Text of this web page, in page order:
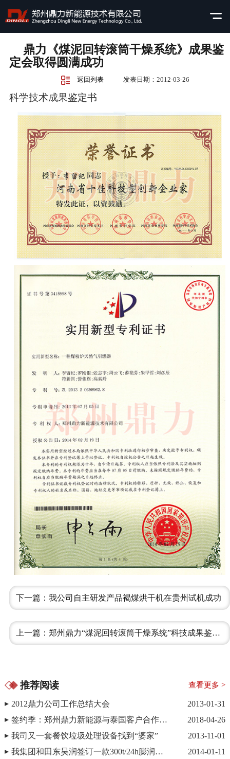
鼎力《煤泥回转滚筒干燥系统》成果鉴
定会取得圆满成功
返回列表 发表日期：2012-03-26
科学技术成果鉴定书
下一篇：我公司自主研发产品褐煤烘干机在贵州试机成功
上一篇：郑州鼎力“煤泥回转滚筒干燥系统”科技成果鉴定会—会议现场
推荐阅读 查看更多 >
2012鼎力公司工作总结大会
2013-01-31
签约季：郑州鼎力新能源与泰国客户合作酵母烘干项目
2018-04-26
我司又一套餐饮垃圾处理设备找到“婆家”
2013-11-01
我集团和田东昊润签订一款300t/24h膨润土烘干机供货合同
2014-01-11